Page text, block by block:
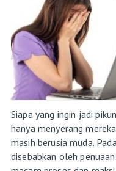
Siapa yang ingin jadi
hanya menyerang
masih berusia muda.
disebabkan oleh